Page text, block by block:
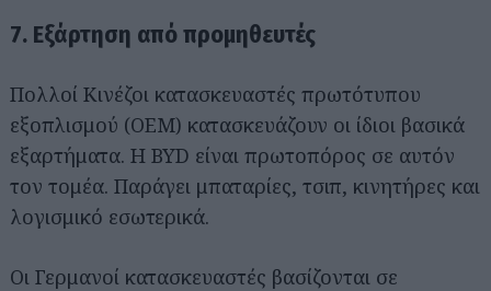
7. Εξάρτηση από προμηθευτές
Πολλοί Κινέζοι κατασκευαστές πρωτότυπου
εξοπλισμού (OEM) κατασκευάζουν οι ίδιοι βασικά
εξαρτήματα. Η BYD είναι πρωτοπόρος σε αυτόν
τον τομέα. Παράγει μπαταρίες, τσιπ, κινητήρες και
λογισμικό εσωτερικά.
Οι Γερμανοί κατασκευαστές βασίζονται σε